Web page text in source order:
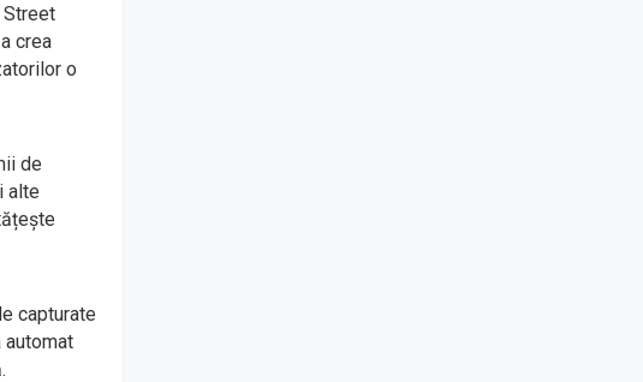
Street
crea
o
de
alte
capturate